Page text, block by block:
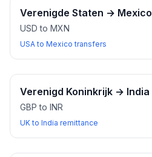
Verenigde Staten → Mexico
USD to MXN
USA to Mexico transfers
Verenigd Koninkrijk → India
GBP to INR
UK to India remittance